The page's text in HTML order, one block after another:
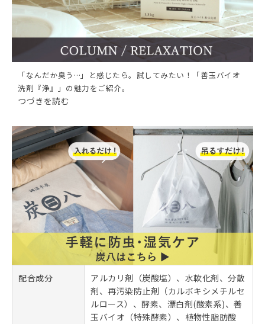
「なんだか臭う…」と感じたら。試してみたい！「善玉バイオ
洗剤『浄』」の魅力をご紹介。
つづきを読む
配合成分
アルカリ剤（炭酸塩）、水軟化剤、分散
剤、再汚染防止剤（カルボキシメチルセ
ルロース）、酵素、漂白剤(酸素系)、善
玉バイオ（特殊酵素）、植物性脂肪酸